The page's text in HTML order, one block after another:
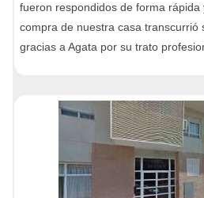
fueron respondidos de forma rápida
compra de nuestra casa transcurrió
gracias a Agata por su trato